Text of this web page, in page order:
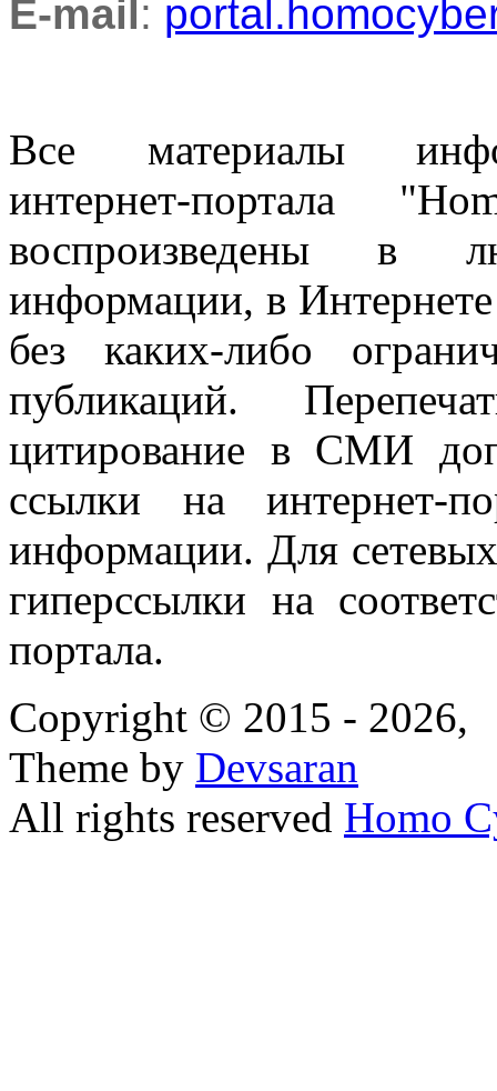
E-mail:
Все материалы
интернет-портала
воспроизведены в
информации, в
без каких-либо
публикаций.
цитирование в СМИ
ссылки на интернет-
информации. Для
гиперссылки на
портала.
Copyright © 2015 - 2026,
Theme by Devsaran
All rights reserved Homo